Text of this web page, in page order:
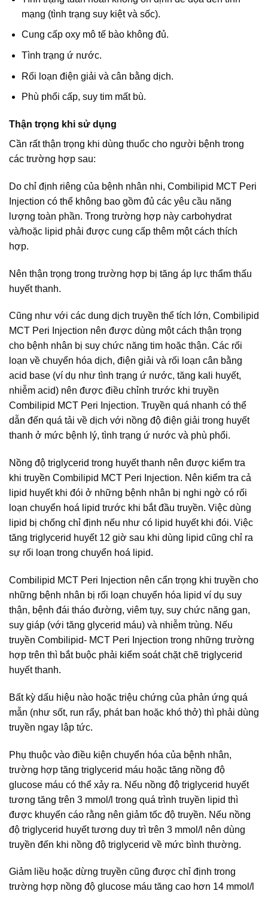
mạng (tình trạng suy kiệt và sốc).
Cung cấp oxy mô tế bào không đủ.
Tình trạng ứ nước.
Rối loạn điện giải và cân bằng dịch.
Phù phổi cấp, suy tim mất bù.
Thận trọng khi sử dụng
Cần rất thận trọng khi dùng thuốc cho người bệnh trong
các trường hợp sau:
Do chỉ định riêng của bệnh nhân nhi, Combilipid MCT Peri
Injection có thể không bao gồm đủ các yêu cầu năng
lượng toàn phần. Trong trường hợp này carbohydrat
và/hoặc lipid phải được cung cấp thêm một cách thích
hợp.
Nên thận trọng trong trường hợp bị tăng áp lực thẩm thấu
huyết thanh.
Cũng như với các dung dịch truyền thể tích lớn, Combilipid
MCT Peri Injection nên được dùng một cách thận trọng
cho bệnh nhân bị suy chức năng tim hoặc thận. Các rối
loạn về chuyển hóa dịch, điện giải và rối loạn cân bằng
acid base (ví dụ như tình trạng ứ nước, tăng kali huyết,
nhiễm acid) nên được điều chỉnh trước khi truyền
Combilipid MCT Peri Injection. Truyền quá nhanh có thể
dẫn đến quá tải về dịch với nồng độ điện giải trong huyết
thanh ở mức bệnh lý, tình trạng ứ nước và phù phổi.
Nồng độ triglycerid trong huyết thanh nên được kiểm tra
khi truyền Combilipid MCT Peri Injection. Nên kiểm tra cả
lipid huyết khi đói ở những bệnh nhân bị nghi ngờ có rối
loạn chuyển hoá lipid trước khi bắt đầu truyền. Việc dùng
lipid bị chống chỉ định nếu như có lipid huyết khi đói. Việc
tăng triglycerid huyết 12 giờ sau khi dùng lipid cũng chỉ ra
sự rối loạn trong chuyển hoá lipid.
Combilipid MCT Peri Injection nên cẩn trọng khi truyền cho
những bệnh nhân bị rối loạn chuyển hóa lipid ví dụ suy
thận, bệnh đái tháo đường, viêm tụy, suy chức năng gan,
suy giáp (với tăng glycerid máu) và nhiễm trùng. Nếu
truyền Combilipid- MCT Peri Injection trong những trường
hợp trên thì bắt buộc phải kiểm soát chặt chẽ triglycerid
huyết thanh.
Bất kỳ dấu hiệu nào hoặc triệu chứng của phản ứng quá
mẫn (như sốt, run rẩy, phát ban hoặc khó thở) thì phải dùng
truyền ngay lập tức.
Phụ thuộc vào điều kiện chuyển hóa của bệnh nhân,
trường hợp tăng triglycerid máu hoặc tăng nồng độ
glucose máu có thể xảy ra. Nếu nồng độ triglycerid huyết
tương tăng trên 3 mmol/l trong quá trình truyền lipid thì
được khuyến cáo rằng nên giảm tốc độ truyền. Nếu nồng
độ triglycerid huyết tương duy trì trên 3 mmol/l nên dùng
truyền đến khi nồng độ triglycerid về mức bình thường.
Giảm liều hoặc dừng truyền cũng được chỉ định trong
trường hợp nồng độ glucose máu tăng cao hơn 14 mmol/l